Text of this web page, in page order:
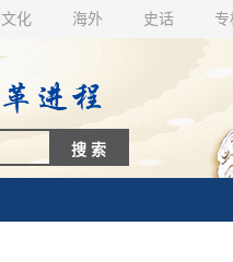
文化 海外 史话 专